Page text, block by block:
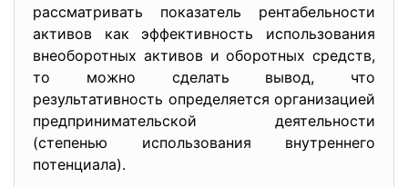
рассматривать показатель рентабельности
активов как эффективность использования
внеоборотных активов и оборотных средств,
то можно сделать вывод, что
результативность определяется организацией
предпринимательской деятельности
(степенью использования внутреннего
потенциала).